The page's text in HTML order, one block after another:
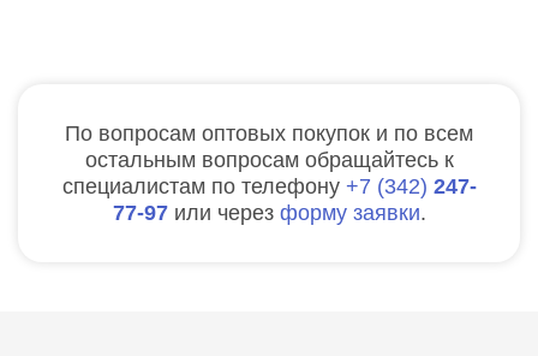
По вопросам оптовых покупок и по всем
остальным вопросам обращайтесь к
специалистам по телефону
7 342 247-
77-97 или через форму заявки.